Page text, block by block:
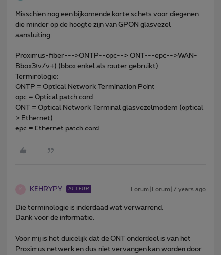
Misschien nog een bijkomende korte schets voor diegenen
die minder op de hoogte zijn van GPON glasvezel
aansluiting:
Proximus-fiber--->ONTP--opc--> ONT---epc-->WAN-
Bbox3(v/v+) (bbox enkel als router gebruikt)
Terminologie:
ONTP = Optical Network Termination Point
opc = Optical patch cord
ONT = Optical Network Terminal glasvezelmodem (optical
> Ethernet)
epc = Ethernet patch cord
KEHRYPY AUTEUR Forum|Forum|7 years ago
Die terminologie is inderdaad wat verwarrend.
Dank voor de informatie.
Voor mij is het duidelijk dat de ONT onderdeel is van het
Proximus netwerk en dus niet vervangen kan worden door